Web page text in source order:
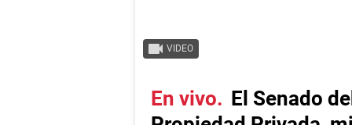
VIDEO
En vivo
El Senado